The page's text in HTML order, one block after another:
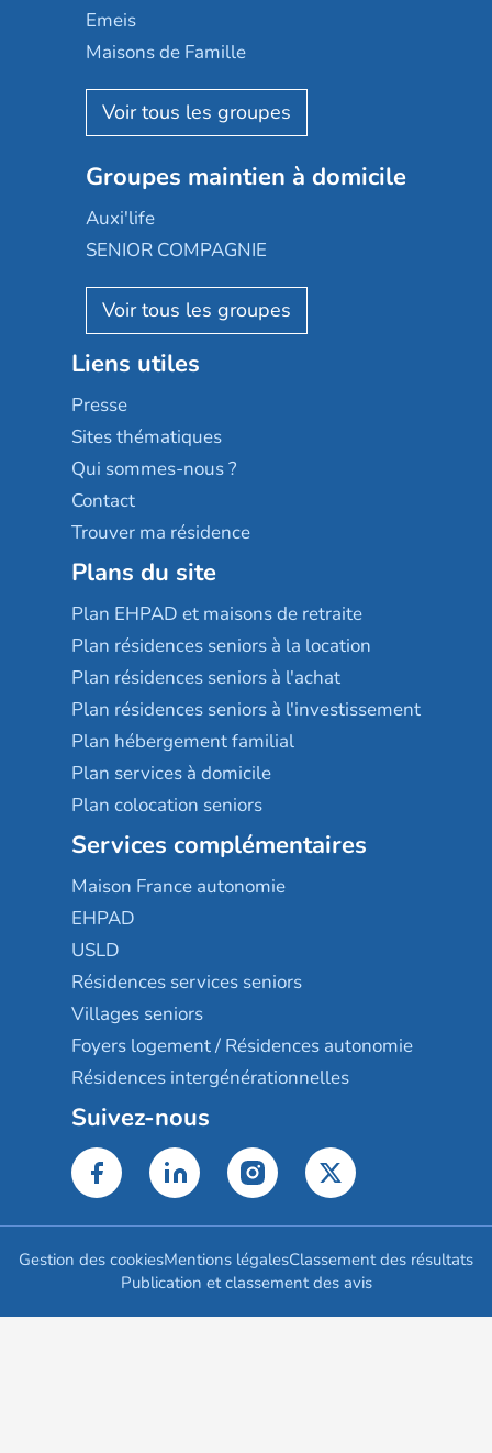
Domusvi
Happy Senior
Aquarelia
Nexity edenea
Les jardins d'Arcadie
Occitalia
Appartseniors
Reseda
Stella management
Les villages d'or
Sérénys
Résidences services Villa Médicis
Emeis
Maisons de Famille
Korian
Emera
Groupe SOS
Le Noble Âge
Almage
Résidalya
Groupe aplus
Groupes maintien à domicile
Auxi'life
SENIOR COMPAGNIE
AGE D'OR Services
Liens utiles
Presse
Sites thématiques
Qui sommes-nous ?
Contact
Trouver ma résidence
Plans du site
Plan EHPAD et maisons de retraite
Plan résidences seniors à la location
Plan résidences seniors à l'achat
Plan résidences seniors à l'investissement
Plan hébergement familial
Plan services à domicile
Plan colocation seniors
Services complémentaires
Maison France autonomie
EHPAD
USLD
Résidences services seniors
Villages seniors
Foyers logement / Résidences autonomie
Résidences intergénérationnelles
Suivez-nous
Gestion des cookiesMentions légalesClassement des résultats
Publication et classement des avis